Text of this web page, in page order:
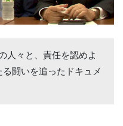
人々と、責任を認めよ
闘いを追ったドキュメ